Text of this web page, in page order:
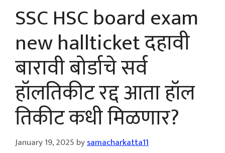
SSC HSC board exam
new hallticket दहावी
बारावी बोर्डाचे सर्व
हॉलतिकीट रद्द आता हॉल
तिकीट कधी मिळणार?
January 19, 2025 bysamacharkatta11